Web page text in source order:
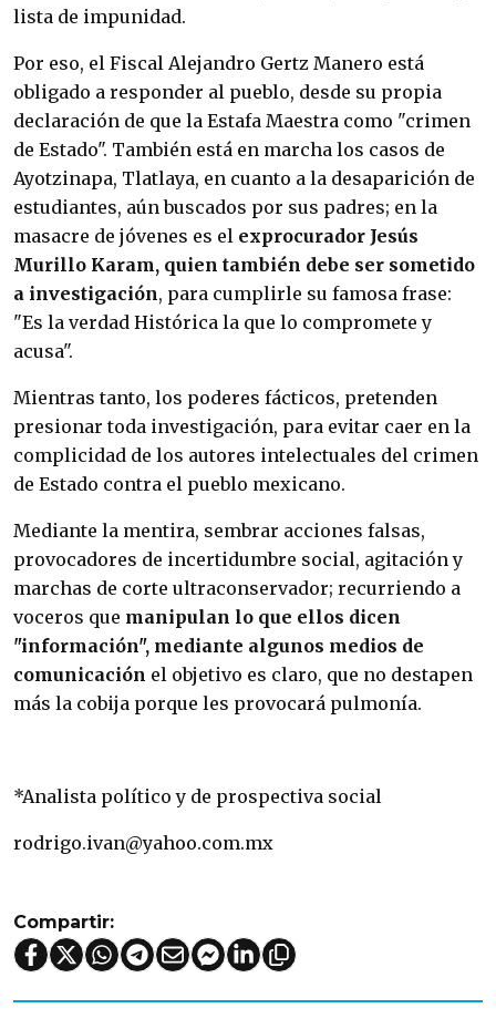
lista de impunidad.
Por eso, el Fiscal Alejandro Gertz Manero está
obligado a responder al pueblo, desde su propia
declaración de que la Estafa Maestra como "crimen
de Estado". También está en marcha los casos de
Ayotzinapa, Tlatlaya, en cuanto a la desaparición de
estudiantes, aún buscados por sus padres; en la
masacre de jóvenes es el exprocurador Jesús
Murillo Karam, quien también debe ser sometido
a investigación, para cumplirle su famosa frase:
"Es la verdad Histórica la que lo compromete y
acusa".
Mientras tanto, los poderes fácticos, pretenden
presionar toda investigación, para evitar caer en la
complicidad de los autores intelectuales del crimen
de Estado contra el pueblo mexicano.
Mediante la mentira, sembrar acciones falsas,
provocadores de incertidumbre social, agitación y
marchas de corte ultraconservador; recurriendo a
voceros que manipulan lo que ellos dicen
"información", mediante algunos medios de
comunicación el objetivo es claro, que no destapen
más la cobija porque les provocará pulmonía.
*Analista político y de prospectiva social
rodrigo.ivan@yahoo.com.mx
Compartir: